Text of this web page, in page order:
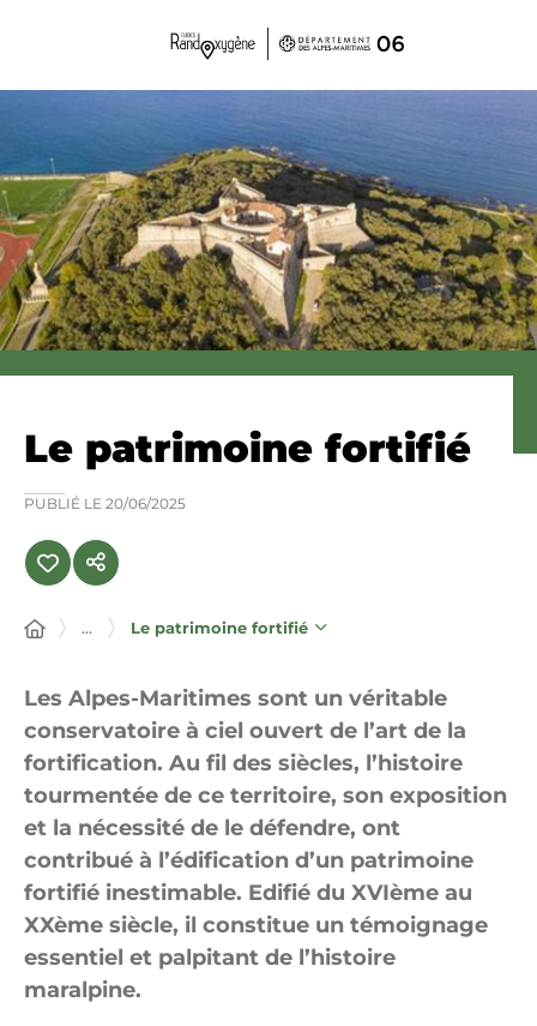
Le patrimoine fortifié
PUBLIÉ LE 20/06/2025
... Le patrimoine fortifié
Les Alpes-Maritimes sont un véritable
conservatoire à ciel ouvert de l’art de la
fortification. Au fil des siècles, l’histoire
tourmentée de ce territoire, son exposition
et la nécessité de le défendre, ont
contribué à l’édification d’un patrimoine
fortifié inestimable. Edifié du XVIème au
XXème siècle, il constitue un témoignage
essentiel et palpitant de l’histoire
maralpine.